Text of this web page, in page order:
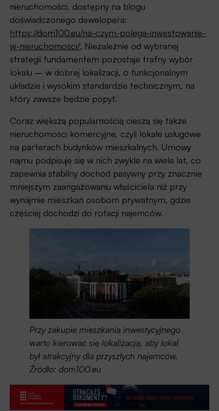
nieruchomości, dostępny na blogu
doświadczonego dewelopera:
https://dom100.eu/na-czym-polega-inwestowanie-
w-nieruchomosci/. Niezależnie od wybranej
strategii fundamentem pozostaje trafny wybór
lokalu – w dobrej lokalizacji, o funkcjonalnym
układzie i wysokim standardzie technicznym, na
który zawsze będzie popyt.
Coraz większą popularnością cieszą się także
nieruchomości komercyjne, czyli lokale usługowe
na parterach budynków mieszkalnych. Umowy
najmu podpisuje się w nich zwykle na wiele lat, co
zapewnia stabilny dochód pasywny przy znacznie
mniejszym zaangażowaniu właściciela niż przy
wynajmie mieszkań osobom prywatnym, gdzie
częściej dochodzi do rotacji najemców.
Przy zakupie mieszkania inwestycyjnego
warto kierować się lokalizacją, aby lokal
był atrakcyjny dla przyszłych najemców.
Źródło: dom100.eu